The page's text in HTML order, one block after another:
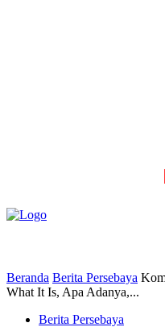
Beranda Berita Persebaya
What It Is, Apa Adanya,...
Berita Persebaya